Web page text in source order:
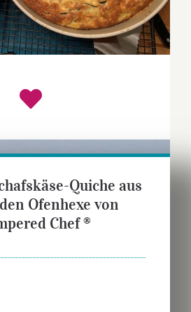
Quiche aus
Ofenhexe von
Chef ®